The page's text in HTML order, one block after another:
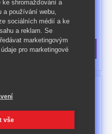
borovice, lakované
ks
borovice, lakované
zásuvky 36,5 cm
ke shromažďování a
a používání webu,
sociálních médií a ke
a reklam. Se
marketingovým
pro marketingové
vše